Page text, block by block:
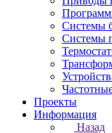
Системы
Системы
Проекты
Информация
Назад